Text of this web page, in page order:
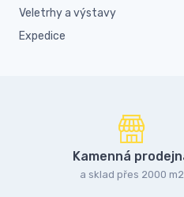
Veletrhy a výstavy
Expedice
Kamenná
a sklad přes 2000 m2